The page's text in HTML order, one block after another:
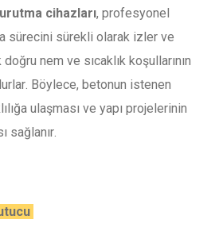
cihazları, profesyonel
sürecini sürekli olarak izler ve
nem ve sıcaklık koşullarının
Böylece, betonun istenen
ulaşması ve yapı projelerinin
sağlanır.